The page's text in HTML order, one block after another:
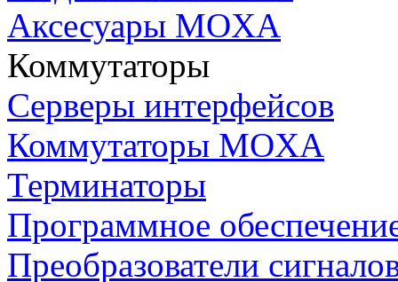
Аксесуары MOXA
Коммутаторы
Серверы интерфейсов
Коммутаторы MOXA
Терминаторы
Программное
Преобразователи